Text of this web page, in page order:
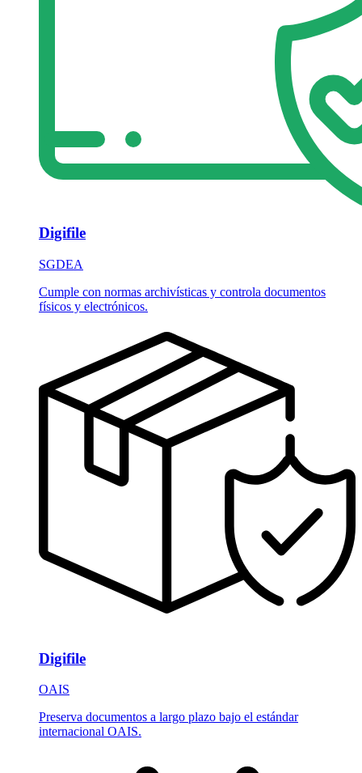
Digifile
SGDEA
Cumple con normas archivísticas y controla documentos
físicos y electrónicos.
Digifile
OAIS
Preserva documentos a largo plazo bajo el estándar
internacional OAIS.